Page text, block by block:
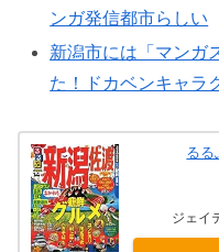
ンガ発信都市らしい
新潟市には「マンガ
た！ドカベンキャラ
るる
ジェイ